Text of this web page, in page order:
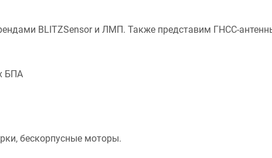
BLITZSensor и ЛМП. Также представим ГНСС-
БПА
бескорпусные моторы.